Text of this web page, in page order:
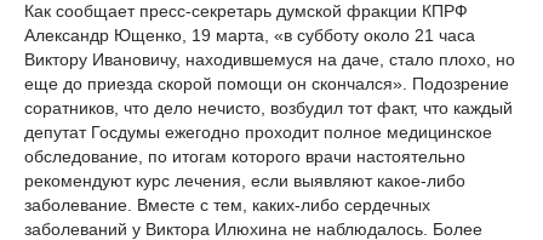
Как сообщает пресс-секретарь думской фракции КПРФ
Александр Ющенко, 19 марта, «в субботу около 21 часа
Виктору Ивановичу, находившемуся на даче, стало плохо, но
еще до приезда скорой помощи он скончался». Подозрение
соратников, что дело нечисто, возбудил тот факт, что каждый
депутат Госдумы ежегодно проходит полное медицинское
обследование, по итогам которого врачи настоятельно
рекомендуют курс лечения, если выявляют какое-либо
заболевание. Вместе с тем, каких-либо сердечных
заболеваний у Виктора Илюхина не наблюдалось. Более